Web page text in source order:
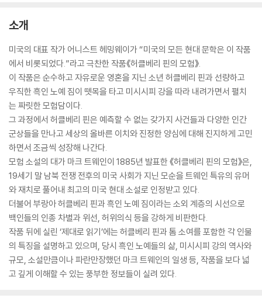
소개
미국의 대표 작가 어니스트 헤밍웨이가 “미국의 모든 현대 문학은 이 작품
에서 비롯되었다.”라고 극찬한 작품《허클베리 핀의 모험》.
이 작품은 순수하고 자유로운 영혼을 지닌 소년 허클베리 핀과 선량하고
우직한 흑인 노예 짐이 뗏목을 타고 미시시피 강을 따라 내려가면서 펼치
는 짜릿한 모험담이다.
그 과정에서 허클베리 핀은 예측할 수 없는 갖가지 사건들과 다양한 인간
군상들을 만나고 세상의 올바른 이치와 진정한 양심에 대해 진지하게 고민
하면서 조금씩 성장해 나간다.
모험 소설의 대가 마크 트웨인이 1885년 발표한 《허클베리 핀의 모험》은,
19세기 말 남북 전쟁 전후의 미국 사회가 지닌 모순을 트웨인 특유의 유머
와 재치로 풀어내 최고의 미국 현대 소설로 인정받고 있다.
더불어 부랑아 허클베리 핀과 흑인 노예 짐이라는 소외 계층의 시선으로
백인들의 인종 차별과 위선, 허위의식 등을 강하게 비판한다.
작품 뒤에 실린 ‘제대로 읽기’에는 허클베리 핀과 톰 소여를 포함한 각 인물
의 특징을 설명하고 있으며, 당시 흑인 노예들의 삶, 미시시피 강의 역사와
규모, 소설만큼이나 파란만장했던 마크 트웨인의 일생 등, 작품을 보다 넓
고 깊게 이해할 수 있는 풍부한 정보들이 실려 있다.